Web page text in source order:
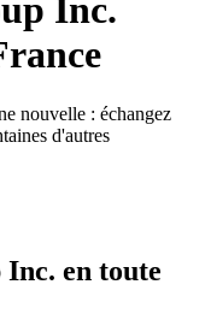
Inc.
nouvelle : échangez
d'autres
en toute